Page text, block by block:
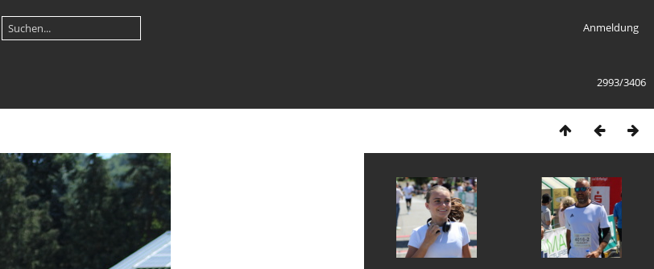
Anmeldung
2993/3406